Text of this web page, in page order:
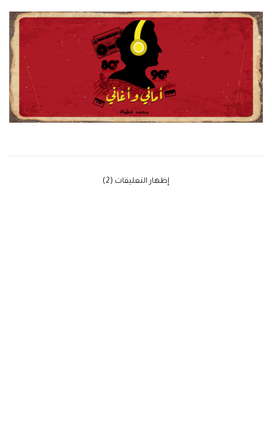
‫إظهار التعليقات (2)